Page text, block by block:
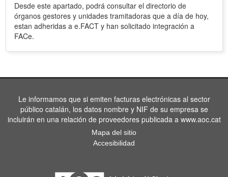
Desde este apartado, podrá consultar el directorio de
órganos gestores y unidades tramitadoras que a día de hoy,
estan adheridas a e.FACT y han solicitado integración a
FACe.
Le informamos que si emiten facturas electrónicas al sector
público catalán, los datos nombre y NIF de su empresa se
incluirán en una relación de proveedores publicada a www.aoc.cat
Mapa del sitio
Accesibilidad